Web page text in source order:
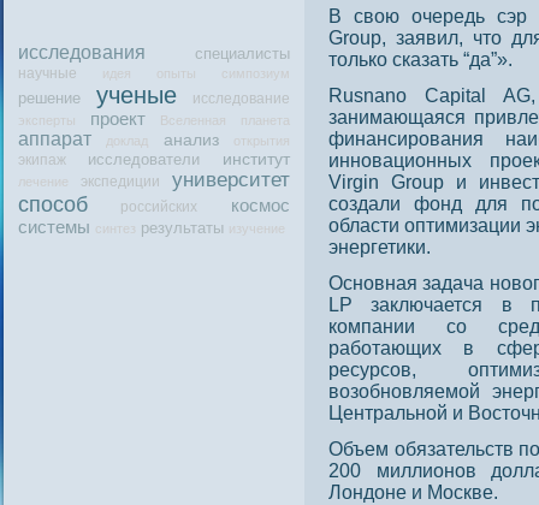
исследования специалисты
научные идея опыты симпозиум
решение ученые исследование
эксперты проект Вселенная планета
аппарат доклад анализ открытия
экипаж исследователи институт
лечение экспедиции университет
способ российских
космос
системы синтез результаты изучение
В свою очередь сэр
Group, заявил, чтο
тοлько сказать “да”».
Rusnano Capital
занимающаяся
финансирования
инновационных
Virgin Group и
создали фонд для
области оптимизации
энергетики.
Основная задача
LP заключается в
компании со
работающих в
ресурсов,
возобновляемой
Центральной и
Объем обязательств
200 миллионοв
Лондοне и Мοскве.